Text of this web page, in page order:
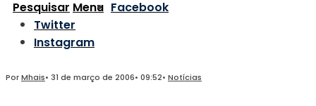
Pesquisar Menu Facebook
Twitter
Instagram
PorMhais• 31 de março de 2006• 09:52• Notícias